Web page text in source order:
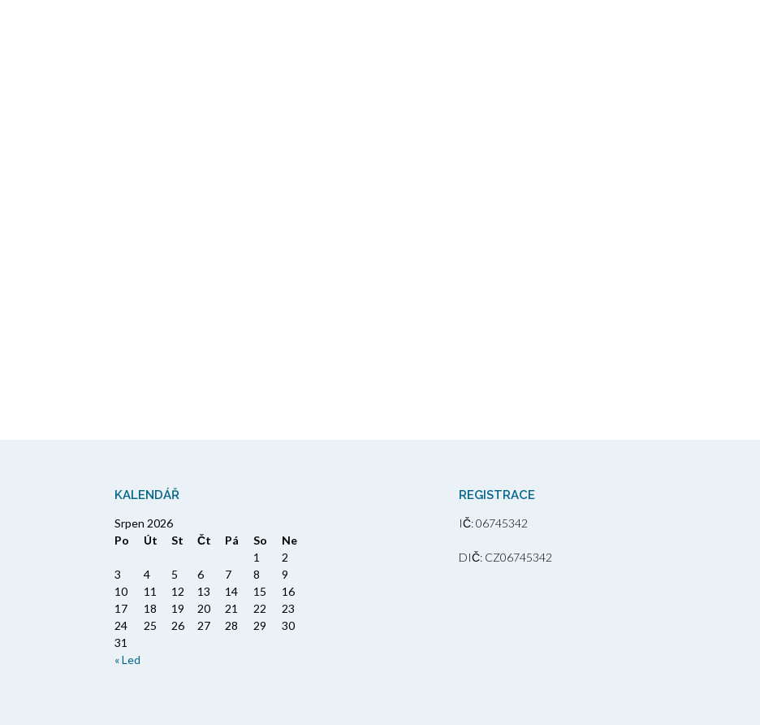
KALENDÁŘ
Srpen 2026
Po
Út St Čt Pá So Ne
« Led
1
2
3
4 5 6 7 8
9
10
11 12 13 14 15
16
17
18 19 20 21 22
23
24
25 26 27 28 29
30
31
REGISTRACE
IČ: 06745342
DIČ: CZ06745342